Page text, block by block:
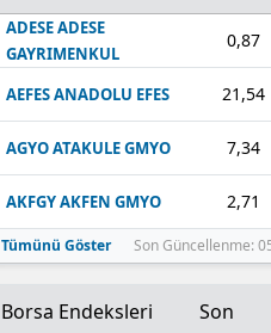
ADESE ADESE
GAYRIMENKUL
0,87
AEFES ANADOLU EFES 21,54
AGYO ATAKULE GMYO 7,34
AKFGY AKFEN GMYO 2,71
Tümünü Göster Son Güncellenme:
Borsa Endeksleri Son